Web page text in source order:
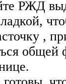
РЖД
,